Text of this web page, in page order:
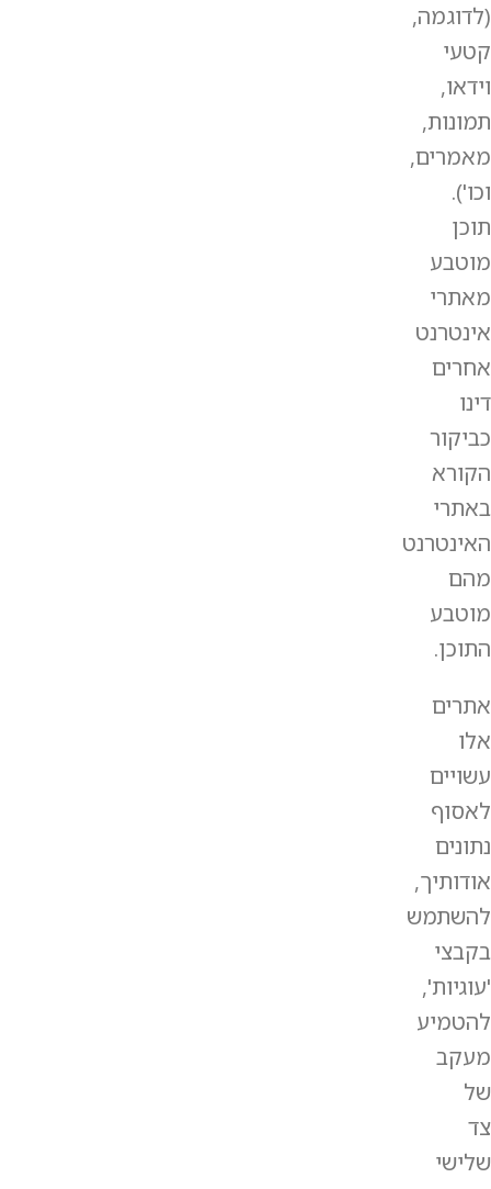
(לדוגמה,
קטעי
וידאו,
תמונות,
מאמרים,
וכו').
תוכן
מוטבע
מאתרי
אינטרנט
אחרים
דינו
כביקור
הקורא
באתרי
האינטרנט
מהם
מוטבע
התוכן.
אתרים
אלו
עשויים
לאסוף
נתונים
אודותיך,
להשתמש
בקבצי
'עוגיות',
להטמיע
מעקב
של
צד
שלישי